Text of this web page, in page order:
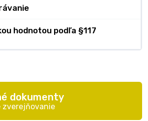
hodnotou podľa §117
dokumenty
zverejňovanie